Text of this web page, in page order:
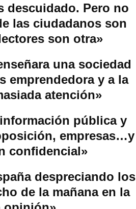
descuidado. Pero no
las ciudadanos son
son otra»
una sociedad
emprendedora y a la
atención»
pública y
empresas…y
confidencial»
despreciando los
de la mañana en la